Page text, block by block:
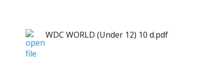
WDC WORLD (Under 12) 10 d.pdf